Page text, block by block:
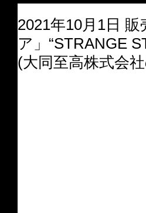
2021年10月1日
ア」“STRANGE
(大同至高株式会